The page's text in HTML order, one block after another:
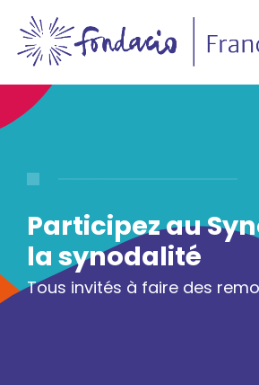
Participez au
la synodalité
Tous invités à faire des